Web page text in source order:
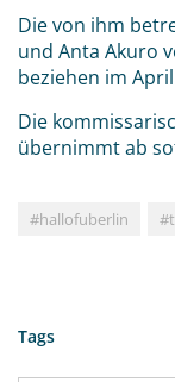
Die von ihm
und Anta Akuro
beziehen im
Die
übernimmt ab
#hallofuberlin
Tags